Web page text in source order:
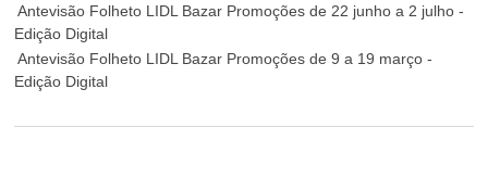
Antevisão Folheto LIDL Bazar Promoções de 22 junho a 2 julho -
Edição Digital
Antevisão Folheto LIDL Bazar Promoções de 9 a 19 março -
Edição Digital